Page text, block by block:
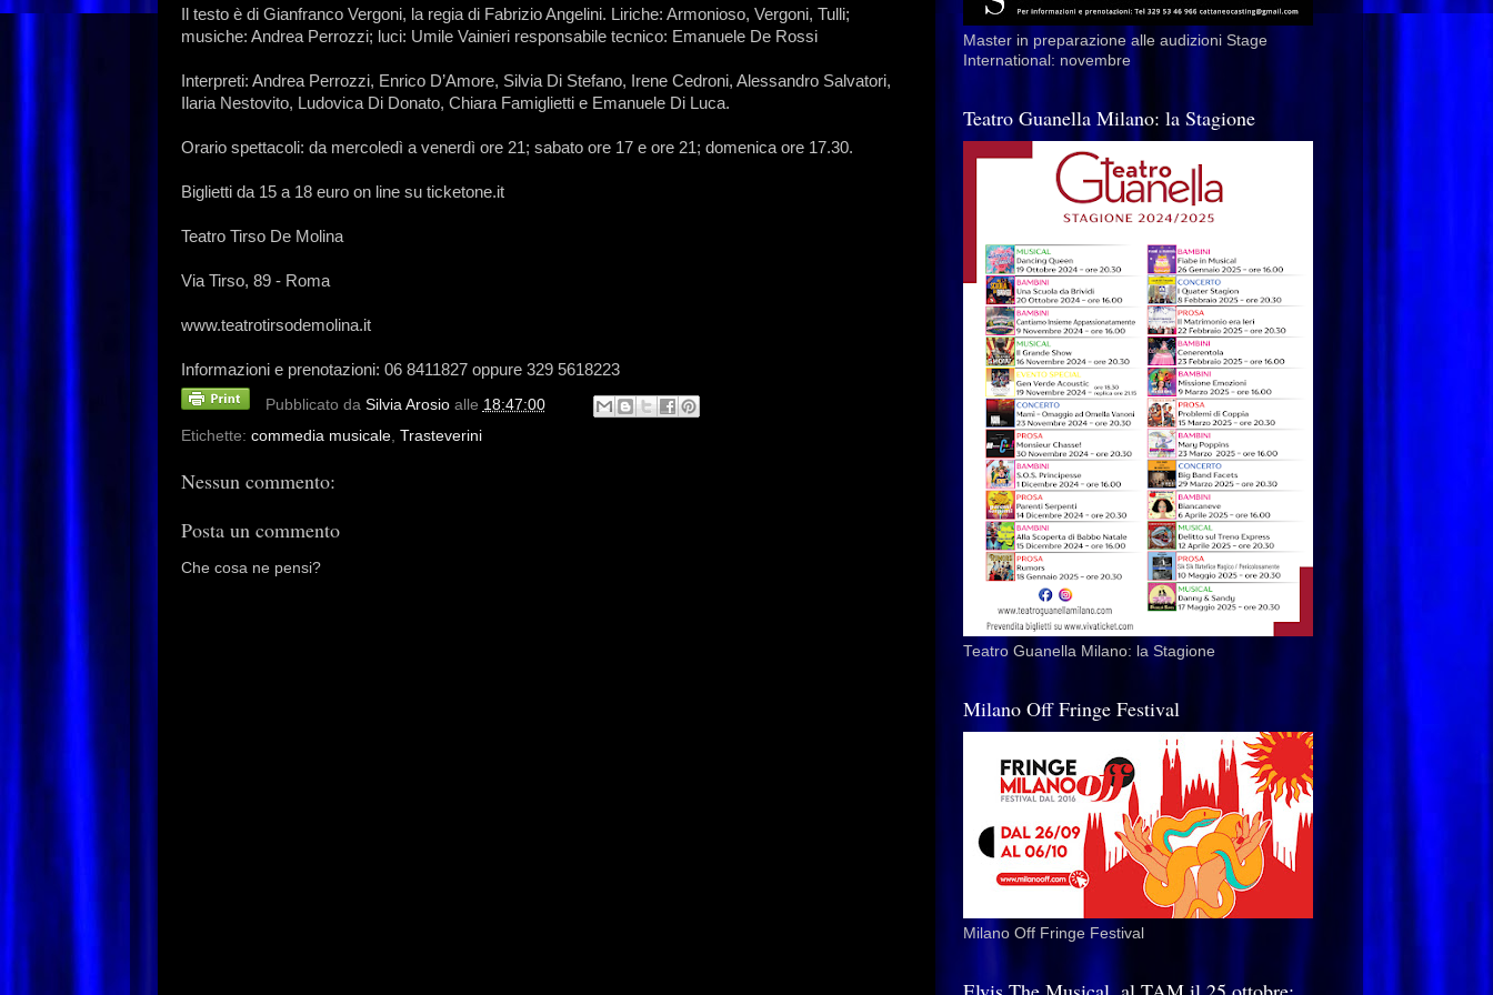
Il testo è di Gianfranco Vergoni, la regia di Fabrizio Angelini. Liriche: Armonioso, Vergoni, Tulli;
musiche: Andrea Perrozzi; luci: Umile Vainieri responsabile tecnico: Emanuele De Rossi
Interpreti: Andrea Perrozzi, Enrico D’Amore, Silvia Di Stefano, Irene Cedroni, Alessandro Salvatori,
Ilaria Nestovito, Ludovica Di Donato, Chiara Famiglietti e Emanuele Di Luca.
Orario spettacoli: da mercoledì a venerdì ore 21; sabato ore 17 e ore 21; domenica ore 17.30.
Biglietti da 15 a 18 euro on line su ticketone.it
Teatro Tirso De Molina
Via Tirso, 89 - Roma
www.teatrotirsodemolina.it
Informazioni e prenotazioni: 06 8411827 oppure 329 5618223
Pubblicato da Silvia Arosio alle 18:47:00
Etichette: commedia musicale, Trasteverini
Nessun commento:
Posta un commento
Che cosa ne pensi?
Master in preparazione alle audizioni Stage
International: novembre
Teatro Guanella Milano: la Stagione
Teatro Guanella Milano: la Stagione
Milano Off Fringe Festival
Milano Off Fringe Festival